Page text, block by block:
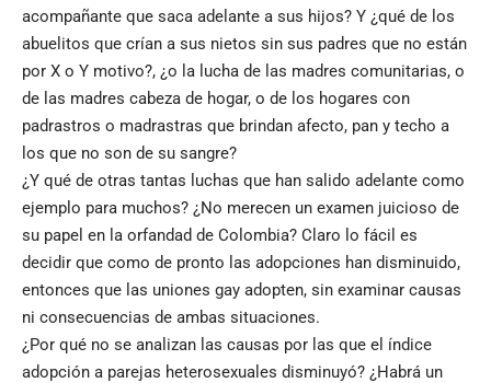
acompañante que saca adelante a sus hijos? Y ¿qué de los
abuelitos que crían a sus nietos sin sus padres que no están
por X o Y motivo?, ¿o la lucha de las madres comunitarias, o
de las madres cabeza de hogar, o de los hogares con
padrastros o madrastras que brindan afecto, pan y techo a
los que no son de su sangre?
¿Y qué de otras tantas luchas que han salido adelante como
ejemplo para muchos? ¿No merecen un examen juicioso de
su papel en la orfandad de Colombia? Claro lo fácil es
decidir que como de pronto las adopciones han disminuido,
entonces que las uniones gay adopten, sin examinar causas
ni consecuencias de ambas situaciones.
¿Por qué no se analizan las causas por las que el índice
adopción a parejas heterosexuales disminuyó? ¿Habrá un